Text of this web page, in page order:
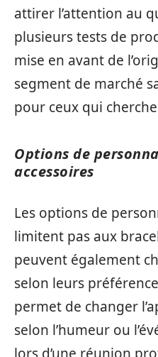
attirer l’attention au
plusieurs tests de
mise en avant de
segment de marché
pour ceux qui
Options de
accessoires
Les options de
limitent pas aux
peuvent également
selon leurs
permet de changer
selon l’humeur ou